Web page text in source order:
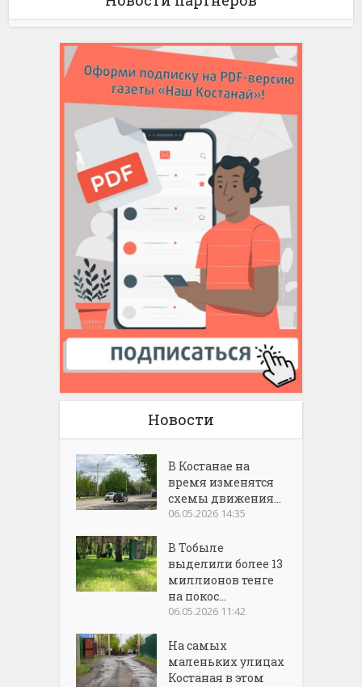
Новости
В Костанае на
время изменятся
схемы движения...
06.05.2026 14:35
В Тобыле
выделили более 13
миллионов тенге
на покос...
06.05.2026 11:42
На самых
маленьких улицах
Костаная в этом